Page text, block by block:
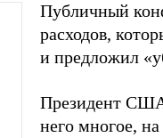
Публичный
расходов,
и предложил
Президент США
него многое,